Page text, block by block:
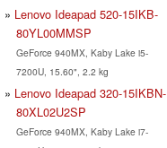
Lenovo Ideapad 520-15IKB-
80YL00MMSP
GeForce 940MX, Kaby Lake i5-
7200U, 15.60", 2.2 kg
Lenovo Ideapad 320-15IKBN-
80XL02U2SP
GeForce 940MX, Kaby Lake i7-